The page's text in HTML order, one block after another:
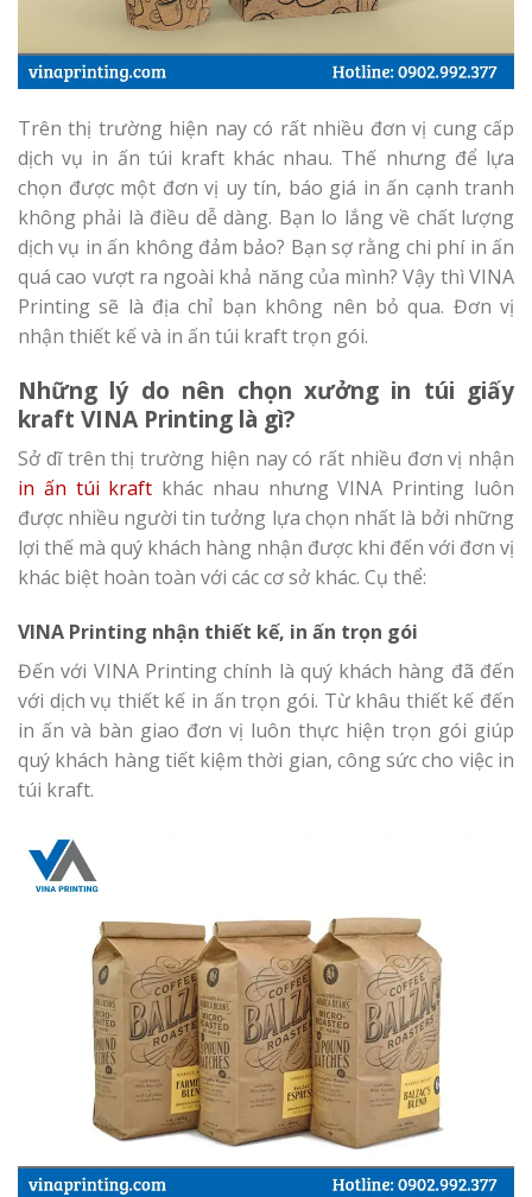
Trên thị trường hiện nay có rất nhiều đơn vị cung cấp
dịch vụ in ấn túi kraft khác nhau. Thế nhưng để lựa
chọn được một đơn vị uy tín, báo giá in ấn cạnh tranh
không phải là điều dễ dàng. Bạn lo lắng về chất lượng
dịch vụ in ấn không đảm bảo? Bạn sợ rằng chi phí in ấn
quá cao vượt ra ngoài khả năng của mình? Vậy thì VINA
Printing sẽ là địa chỉ bạn không nên bỏ qua. Đơn vị
nhận thiết kế và in ấn túi kraft trọn gói.
Những lý do nên chọn xưởng in túi giấy
kraft VINA Printing là gì?
Sở dĩ trên thị trường hiện nay có rất nhiều đơn vị nhận
in ấn túi kraft khác nhau nhưng VINA Printing luôn
được nhiều người tin tưởng lựa chọn nhất là bởi những
lợi thế mà quý khách hàng nhận được khi đến với đơn vị
khác biệt hoàn toàn với các cơ sở khác. Cụ thể:
VINA Printing nhận thiết kế, in ấn trọn gói
Đến với VINA Printing chính là quý khách hàng đã đến
với dịch vụ thiết kế in ấn trọn gói. Từ khâu thiết kế đến
in ấn và bàn giao đơn vị luôn thực hiện trọn gói giúp
quý khách hàng tiết kiệm thời gian, công sức cho việc in
túi kraft.